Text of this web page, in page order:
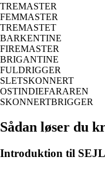
TREMASTER
FEMMASTER
TREMASTET
BARKENTINE
FIREMASTER
BRIGANTINE
FULDRIGGER
SLETSKONNERT
OSTINDIEFARAREN
SKONNERTBRIGGER
Sådan løser du
Introduktion til